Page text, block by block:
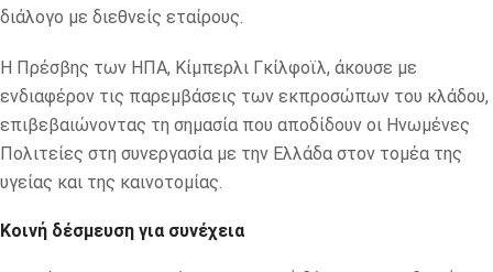
διάλογο με διεθνείς εταίρους.
Η Πρέσβης των ΗΠΑ, Κίμπερλι Γκίλφοϊλ, άκουσε με
ενδιαφέρον τις παρεμβάσεις των εκπροσώπων του κλάδου,
επιβεβαιώνοντας τη σημασία που αποδίδουν οι Ηνωμένες
Πολιτείες στη συνεργασία με την Ελλάδα στον τομέα της
υγείας και της καινοτομίας.
Κοινή δέσμευση για συνέχεια